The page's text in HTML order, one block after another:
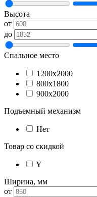
Высота
от
до
Спальное место
1200х2000
800х1800
900х2000
Подъемный механизм
Нет
Товар со скидкой
Y
Ширина, мм
от